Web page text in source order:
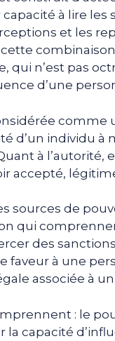
à lire les
et les
qui n’est pas
d’une
comme
d’un individu à
à
accepté,
sources de
qui
des
faveur à une
associée à
: le
capacité